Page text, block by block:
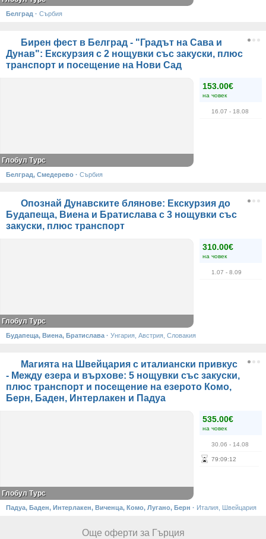
Белград · Сърбия
Бирен фест в Белград - "Градът на Сава и
Дунав": Екскурзия с 2 нощувки със закуски, плюс
транспорт и посещение на Нови Сад
153.00€
на човек
16.07 - 18.08
Глобул Турс
Белград, Смедерево · Сърбия
Опознай Дунавските блянове: Екскурзия до
Будапеща, Виена и Братислава с 3 нощувки със
закуски, плюс транспорт
310.00€
на човек
1.07 - 8.09
Глобул Турс
Будапеща, Виена, Братислава · Унгария, Австрия, Словакия
Магията на Швейцария с италиански привкус
- Между езера и върхове: 5 нощувки със закуски,
плюс транспорт и посещение на езерото Комо,
Берн, Баден, Интерлакен и Падуа
535.00€
на човек
30.06 - 14.08
79:09:12
Глобул Турс
Падуа, Баден, Интерлакен, Виченца, Комо, Лугано, Берн · Италия, Швейцария
Още оферти за Гърция